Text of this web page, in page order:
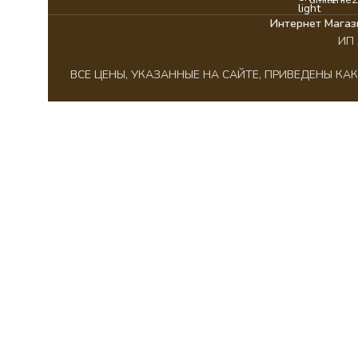
Интернет
ИП
ВСЕ ЦЕНЫ, УКАЗАННЫЕ НА САЙТЕ, ПРИВЕДЕНЫ